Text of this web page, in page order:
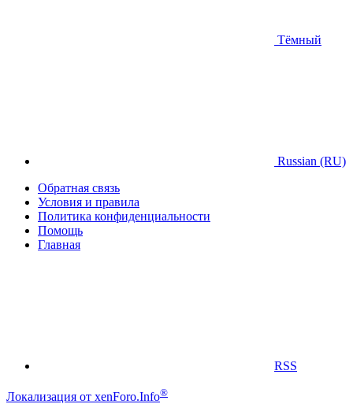
Тёмный
Russian (RU)
Обратная связь
Условия и правила
Политика конфиденциальности
Помощь
Главная
RSS
Локализация от xenForo.Info®